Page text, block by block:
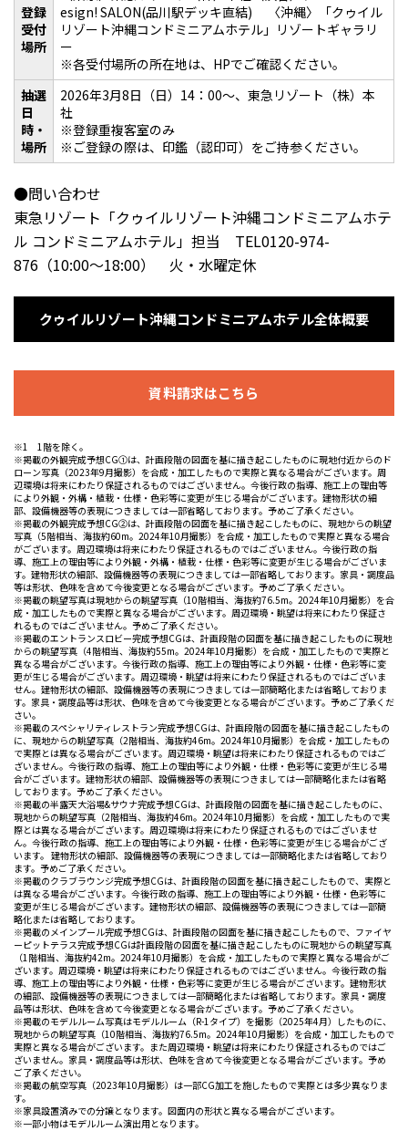
登録
受付
場所
esign! SALON(品川駅デッキ直結) 〈沖縄〉「クゥイル
リゾート沖縄コンドミニアムホテル」リゾートギャラリ
ー
※各受付場所の所在地は、HPでご確認ください。
抽選
日
時・
場所
2026年3月8日（日）14：00～、東急リゾート（株）本
社
※登録重複客室のみ
※ご登録の際は、印鑑（認印可）をご持参ください。
●問い合わせ
東急リゾート「クゥイルリゾート沖縄コンドミニアムホテ
ル コンドミニアムホテル」担当 TEL0120-974-
876（10:00〜18:00） 火・水曜定休
クゥイルリゾート沖縄コンドミニアムホテル全体概要
資料請求はこちら
※1 1階を除く。
※掲載の外観完成予想CG①は、計画段階の図面を基に描き起こしたものに現地付近からのド
ローン写真（2023年9月撮影）を合成・加工したもので実際と異なる場合がございます。周
辺環境は将来にわたり保証されるものではございません。今後行政の指導、施工上の理由等
により外観・外構・植栽・仕様・色彩等に変更が生じる場合がございます。建物形状の細
部、設備機器等の表現につきましては一部省略しております。予めご了承ください。
※掲載の外観完成予想CG②は、計画段階の図面を基に描き起こしたものに、現地からの眺望
写真（5階相当、海抜約60m。2024年10月撮影）を合成・加工したもので実際と異なる場合
がございます。周辺環境は将来にわたり保証されるものではございません。今後行政の指
導、施工上の理由等により外観・外構・植栽・仕様・色彩等に変更が生じる場合がございま
す。建物形状の細部、設備機器等の表現につきましては一部省略しております。家具・調度品
等は形状、色味を含めて今後変更となる場合がございます。予めご了承ください。
※掲載の眺望写真は現地からの眺望写真（10階相当、海抜約76.5m。2024年10月撮影）を合
成・加工したもので実際と異なる場合がございます。周辺環境・眺望は将来にわたり保証さ
れるものではございません。予めご了承ください。
※掲載のエントランスロビー完成予想CGは、計画段階の図面を基に描き起こしたものに現地
からの眺望写真（4階相当、海抜約55m。2024年10月撮影）を合成・加工したもので実際と
異なる場合がございます。今後行政の指導、施工上の理由等により外観・仕様・色彩等に変
更が生じる場合がございます。周辺環境・眺望は将来にわたり保証されるものではございま
せん。建物形状の細部、設備機器等の表現につきましては一部簡略化または省略しておりま
す。家具・調度品等は形状、色味を含めて今後変更となる場合がございます。予めご了承くだ
さい。
※掲載のスペシャリティレストラン完成予想CGは、計画段階の図面を基に描き起こしたもの
に、現地からの眺望写真（2階相当、海抜約46m。2024年10月撮影）を合成・加工したもの
で実際とは異なる場合がございます。周辺環境・眺望は将来にわたり保証されるものではご
ざいません。今後行政の指導、施工上の理由等により外観・仕様・色彩等に変更が生じる場
合がございます。建物形状の細部、設備機器等の表現につきましては一部簡略化または省略
しております。予めご了承ください。
※掲載の半露天大浴場&サウナ完成予想CGは、計画段階の図面を基に描き起こしたものに、
現地からの眺望写真（2階相当、海抜約46m。2024年10月撮影）を合成・加工したもので実
際とは異なる場合がございます。周辺環境は将来にわたり保証されるものではございませ
ん。今後行政の指導、施工上の理由等により外観・仕様・色彩等に変更が生じる場合がござ
います。 建物形状の細部、設備機器等の表現につきましては一部簡略化または省略しており
ます。予めご了承ください。
※掲載のクラブラウンジ完成予想CGは、計画段階の図面を基に描き起こしたもので、実際と
は異なる場合がございます。今後行政の指導、施工上の理由等により外観・仕様・色彩等に
変更が生じる場合がございます。建物形状の細部、設備機器等の表現につきましては一部簡
略化または省略しております。
※掲載のメインプール完成予想CGは、計画段階の図面を基に描き起こしたもので、ファイヤ
ーピットテラス完成予想CGは計画段階の図面を基に描き起こしたものに現地からの眺望写真
（1階相当、海抜約42m。2024年10月撮影）を合成・加工したもので実際と異なる場合がご
ざいます。周辺環境・眺望は将来にわたり保証されるものではございません。今後行政の指
導、施工上の理由等により外観・仕様・色彩等に変更が生じる場合がございます。建物形状
の細部、設備機器等の表現につきましては一部簡略化または省略しております。家具・調度
品等は形状、色味を含めて今後変更となる場合がございます。予めご了承ください。
※掲載のモデルルーム写真はモデルルーム（R-1タイプ）を撮影（2025年4月）したものに、
現地からの眺望写真（10階相当、海抜約76.5m。2024年10月撮影）を合成・加工したもので
実際と異なる場合がございます。また周辺環境・眺望は将来にわたり保証されるものではご
ざいません。家具・調度品等は形状、色味を含めて今後変更となる場合がございます。予め
ご了承ください。
※掲載の航空写真（2023年10月撮影）は一部CG加工を施したもので実際とは多少異なりま
す。
※家具設置済みでの分譲となります。図面内の形状と異なる場合がございます。
※一部小物はモデルルーム演出用となります。